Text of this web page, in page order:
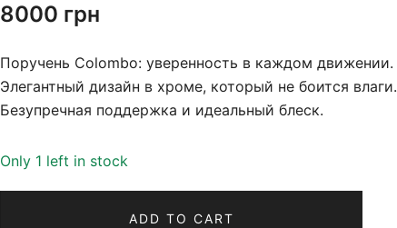
8000 грн
Поручень Colombo: уверенность в каждом движении.
Элегантный дизайн в хроме, который не боится влаги.
Безупречная поддержка и идеальный блеск.
Only 1 left in stock
ADD TO CART